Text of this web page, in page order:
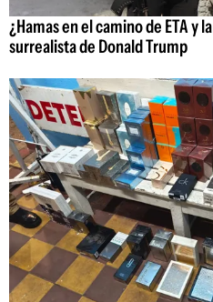
¿Hamas en el camino de ETA y
surrealista de Donald Trump